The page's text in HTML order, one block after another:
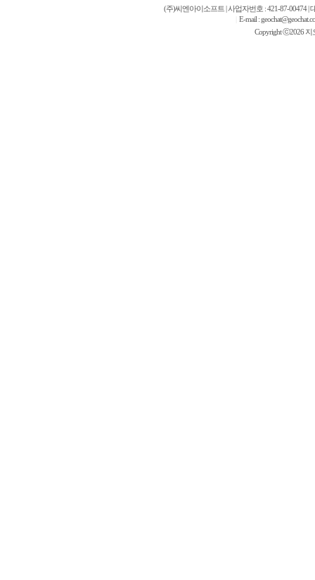
(주)씨엔아이소프트 | 사업자번호 : 421-87-00474 |
E-mail :
Copyright ⓒ2026 지